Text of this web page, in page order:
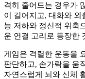
격히 줄어드는 경우가
이 길어지고, 대화와 외
능 저하와 정신적 위축
운 연결 고리로 등장한
게임은 격렬한 운동을
판단하고, 손가락을 움
자연스럽게 뇌와 신체